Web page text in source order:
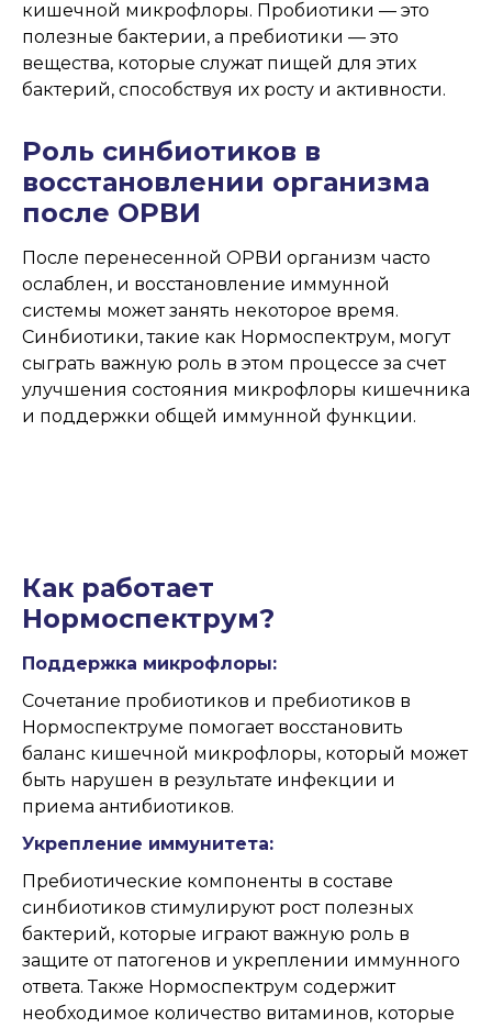
кишечной микрофлоры. Пробиотики — это
полезные бактерии, а пребиотики — это
вещества, которые служат пищей для этих
бактерий, способствуя их росту и активности.
Роль синбиотиков в
восстановлении организма
после ОРВИ
После перенесенной ОРВИ организм часто
ослаблен, и восстановление иммунной
системы может занять некоторое время.
Синбиотики, такие как Нормоспектрум, могут
сыграть важную роль в этом процессе за счет
улучшения состояния микрофлоры кишечника
и поддержки общей иммунной функции.
Как работает
Нормоспектрум?
Поддержка микрофлоры:
Сочетание пробиотиков и пребиотиков в
Нормоспектруме помогает восстановить
баланс кишечной микрофлоры, который может
быть нарушен в результате инфекции и
приема антибиотиков.
Укрепление иммунитета:
Пребиотические компоненты в составе
синбиотиков стимулируют рост полезных
бактерий, которые играют важную роль в
защите от патогенов и укреплении иммунного
ответа. Также Нормоспектрум содержит
необходимое количество витаминов, которые